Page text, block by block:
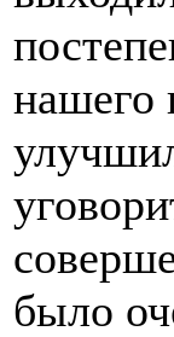
нашего
было